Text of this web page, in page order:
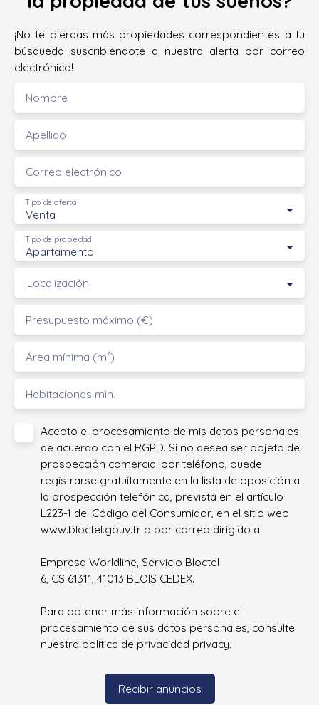
¡No te pierdas más propiedades correspondientes a tu
búsqueda suscribiéndote a nuestra alerta por correo
electrónico!
Nombre
Apellido
Correo electrónico
Venta
Tipo de oferta
Apartamento
Tipo de propiedad
Localización
Presupuesto máximo (€)
Área mínima (m²)
Habitaciones min.
Acepto el procesamiento de mis datos personales
de acuerdo con el RGPD. Si no desea ser objeto de
prospección comercial por teléfono, puede
registrarse gratuitamente en la lista de oposición a
la prospección telefónica, prevista en el artículo
L223-1 del Código del Consumidor, en el sitio web
www.bloctel.gouv.fr o por correo dirigido a:
Empresa Worldline, Servicio Bloctel
6, CS 61311, 41013 BLOIS CEDEX.
Para obtener más información sobre el
procesamiento de sus datos personales, consulte
nuestra política de privacidad privacy.
Recibir anuncios